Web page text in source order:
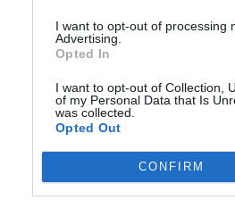
I want to opt-out of processing
Advertising.
Opted In
I want to opt-out of Collection,
of my Personal Data that Is
was collected.
Opted Out
CONFIRM